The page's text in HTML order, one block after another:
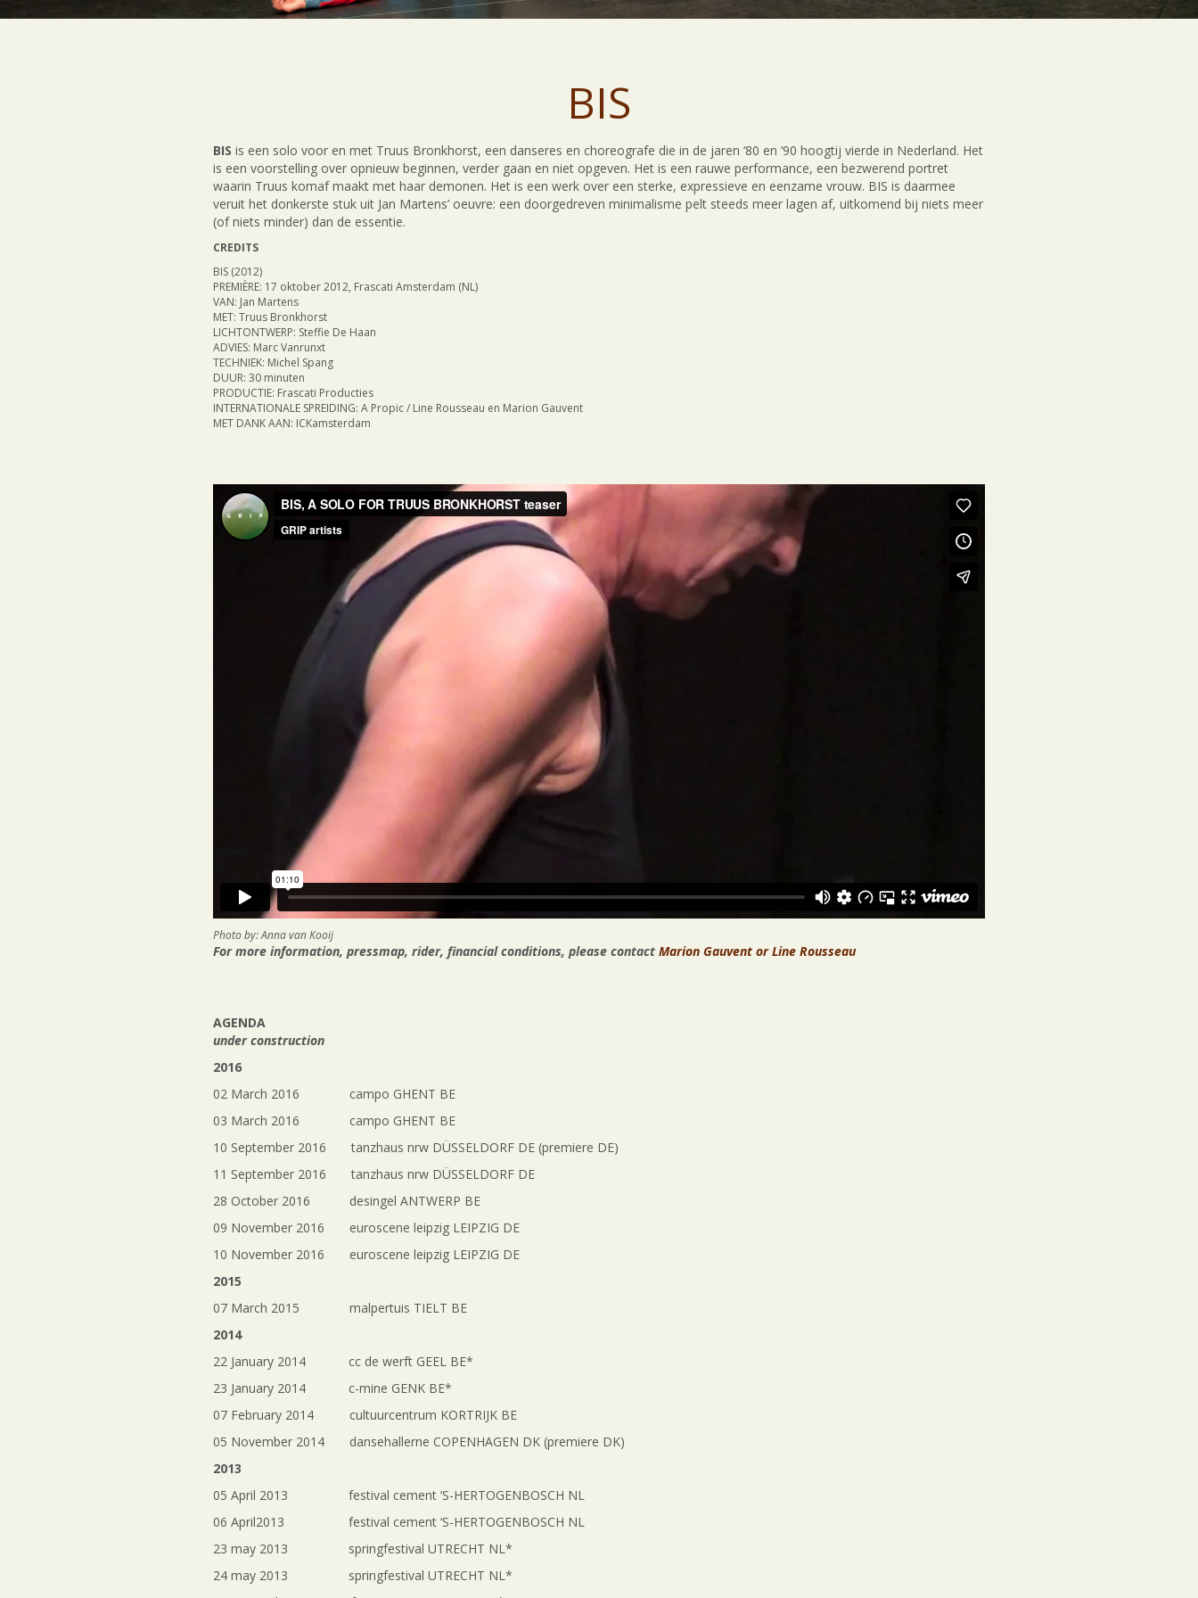
BIS
BIS is een solo voor en met Truus Bronkhorst, een danseres en choreografe die in de jaren ‘80 en ‘90 hoogtij vierde in Nederland. Het
is een voorstelling over opnieuw beginnen, verder gaan en niet opgeven. Het is een rauwe performance, een bezwerend portret
waarin Truus komaf maakt met haar demonen. Het is een werk over een sterke, expressieve en eenzame vrouw. BIS is daarmee
veruit het donkerste stuk uit Jan Martens’ oeuvre: een doorgedreven minimalisme pelt steeds meer lagen af, uitkomend bij niets meer
(of niets minder) dan de essentie.
CREDITS
BIS (2012)
PREMIÈRE: 17 oktober 2012, Frascati Amsterdam (NL)
VAN: Jan Martens
MET: Truus Bronkhorst
LICHTONTWERP: Steffie De Haan
ADVIES: Marc Vanrunxt
TECHNIEK: Michel Spang
DUUR: 30 minuten
PRODUCTIE: Frascati Producties
INTERNATIONALE SPREIDING: A Propic / Line Rousseau en Marion Gauvent
MET DANK AAN: ICKamsterdam
Photo by: Anna van Kooij
For more information, pressmap, rider, financial conditions, please contact Marion Gauvent or Line Rousseau
AGENDA
under construction
2016
02 March 2016 campo GHENT BE
03 March 2016 campo GHENT BE
10 September 2016 tanzhaus nrw DÜSSELDORF DE (premiere DE)
11 September 2016 tanzhaus nrw DÜSSELDORF DE
28 October 2016 desingel ANTWERP BE
09 November 2016 euroscene leipzig LEIPZIG DE
10 November 2016 euroscene leipzig LEIPZIG DE
2015
07 March 2015 malpertuis TIELT BE
2014
22 January 2014 cc de werft GEEL BE*
23 January 2014 c-mine GENK BE*
07 February 2014 cultuurcentrum KORTRIJK BE
05 November 2014 dansehallerne COPENHAGEN DK (premiere DK)
2013
05 April 2013 festival cement ‘S-HERTOGENBOSCH NL
06 April2013 festival cement ‘S-HERTOGENBOSCH NL
23 may 2013 springfestival UTRECHT NL*
24 may 2013 springfestival UTRECHT NL*